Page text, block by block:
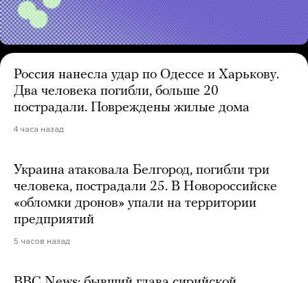
Россия нанесла удар по Одессе и Харькову.
Два человека погибли, больше 20
пострадали. Повреждены жилые дома
4 часа назад
Украина атаковала Белгород, погибли три
человека, пострадали 25. В Новороссийске
«обломки дронов» упали на территории
предприятий
5 часов назад